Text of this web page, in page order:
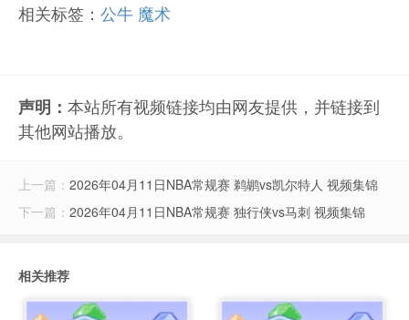
相关标签： 公牛 魔术
声明： 本站所有视频链接均由网友提供，并链接到
其他网站播放。
上一篇： 2026年04月11日NBA常规赛 鹈鹕vs凯尔特人 视频集锦
下一篇： 2026年04月11日NBA常规赛 独行侠vs马刺 视频集锦
相关推荐